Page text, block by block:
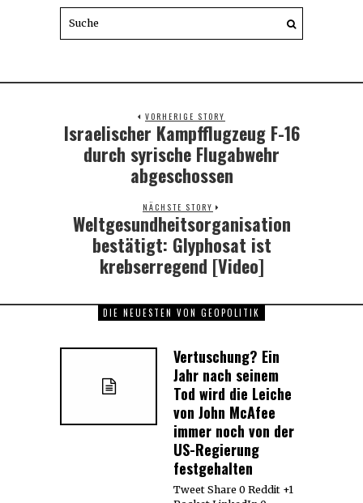
VORHERIGE STORY
Previous
post:
Israelischer Kampfflugzeug F-16
durch syrische Flugabwehr
abgeschossen
NÄCHSTE STORY
Next
post:
Weltgesundheitsorganisation
bestätigt: Glyphosat ist
krebserregend [Video]
DIE NEUESTEN VON GEOPOLITIK
Vertuschung? Ein
Jahr nach seinem
Tod wird die Leiche
von John McAfee
immer noch von der
US-Regierung
festgehalten
Tweet Share 0 Reddit +1